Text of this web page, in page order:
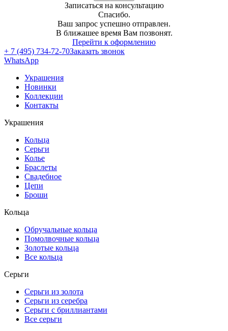
Записаться на консультацию
Спасибо.
Ваш запрос успешно отправлен.
В ближашее время Вам позвонят.
Перейти к оформлению
+ 7 (495) 734-72-70Заказать звонок
WhatsApp
Украшения
Новинки
Коллекции
Контакты
Украшения
Кольца
Серьги
Колье
Браслеты
Свадебное
Цепи
Броши
Кольца
Обручальные кольца
Помолвочные кольца
Золотые кольца
Все кольца
Серьги
Серьги из золота
Серьги из серебра
Серьги с бриллиантами
Все серьги